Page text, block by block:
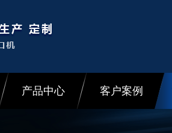
产品中心 客户案例